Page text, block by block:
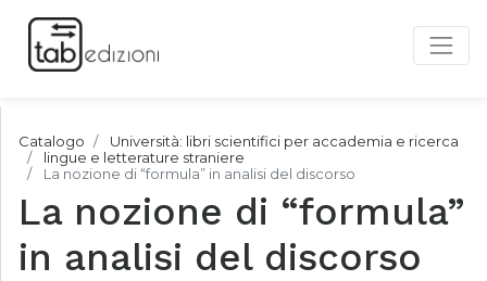
Catalogo
Università: libri scientifici per accademia e ricerca
lingue e letterature straniere
La nozione di “formula” in analisi del discorso
La nozione di “formula”
in analisi del discorso